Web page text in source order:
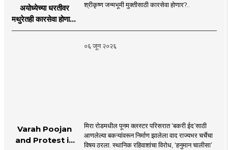
अयोध्येच्या धरतीवर
मथुरेतही कारसेवा होणार?
| Shri Krishna
श्रीकृष्ण जन्मभूमी मुक्तीसाठी कारसेवा होणार?..
०६ जून २०२६
Varah Poojan
and Protest in
मिरा रोडमधील पूनम क्लस्टर परिसरात ‘बकरी ईद’साठी
आणलेल्या बकऱ्यांवरून निर्माण झालेला वाद राज्यभर चर्चेचा
विषय ठरला. स्थानिक रहिवाशांचा विरोध, ‘हनुमान चालीसा’